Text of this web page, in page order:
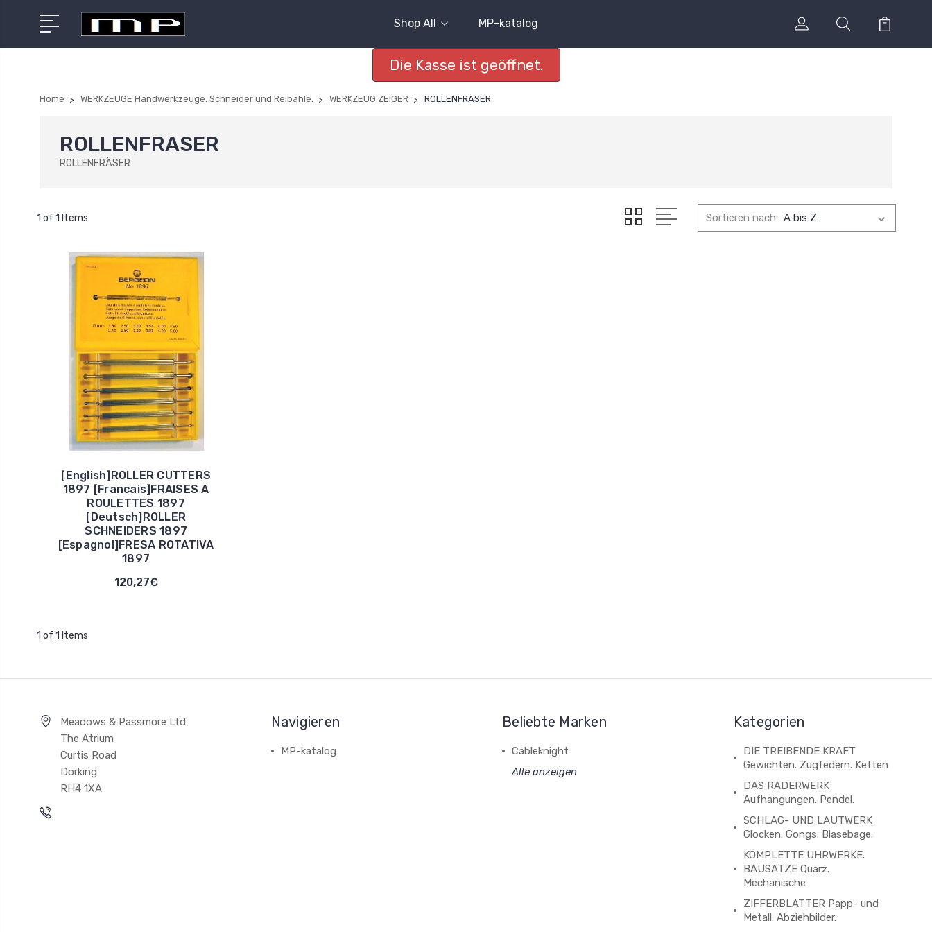
Shop All MP-katalog
Die Kasse ist geöffnet.
Home WERKZEUGE Handwerkzeuge. Schneider und Reibahle. WERKZEUG ZEIGER ROLLENFRASER
ROLLENFRASER
ROLLENFRÄSER
1 of 1 Items Sortieren nach:
[English]ROLLER CUTTERS
1897 [Francais]FRAISES A
ROULETTES 1897
[Deutsch]ROLLER
SCHNEIDERS 1897
[Espagnol]FRESA ROTATIVA
1897
120,27€
1 of 1 Items
Meadows & Passmore Ltd
The Atrium
Curtis Road
Dorking
RH4 1XA
Navigieren
MP-katalog
Beliebte Marken
Cableknight
Alle anzeigen
Kategorien
DIE TREIBENDE KRAFT
Gewichten. Zugfedern. Ketten
DAS RADERWERK
Aufhangungen. Pendel.
SCHLAG- UND LAUTWERK
Glocken. Gongs. Blasebage.
KOMPLETTE UHRWERKE.
BAUSATZE Quarz.
Mechanische
ZIFFERBLATTER Papp- und
Metall. Abziehbilder.